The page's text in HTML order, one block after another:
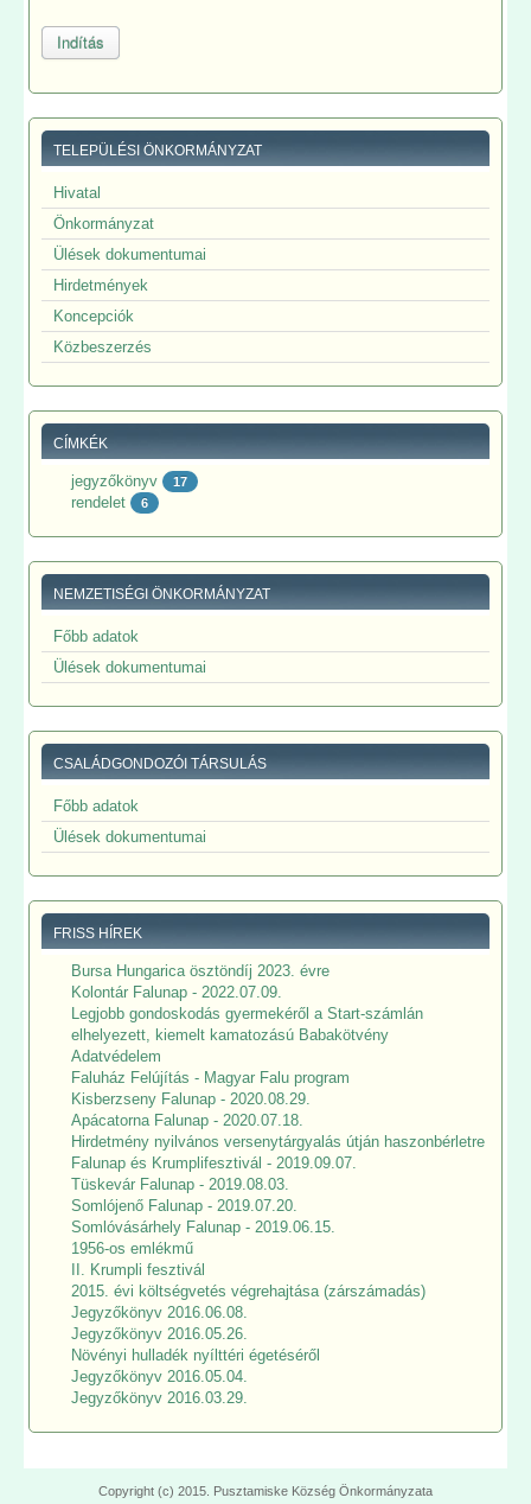
Indítás
TELEPÜLÉSI ÖNKORMÁNYZAT
Hivatal
Önkormányzat
Ülések dokumentumai
Hirdetmények
Koncepciók
Közbeszerzés
CÍMKÉK
jegyzőkönyv 17
rendelet 6
NEMZETISÉGI ÖNKORMÁNYZAT
Főbb adatok
Ülések dokumentumai
CSALÁDGONDOZÓI TÁRSULÁS
Főbb adatok
Ülések dokumentumai
FRISS HÍREK
Bursa Hungarica ösztöndíj 2023. évre
Kolontár Falunap - 2022.07.09.
Legjobb gondoskodás gyermekéről a Start-számlán
elhelyezett, kiemelt kamatozású Babakötvény
Adatvédelem
Faluház Felújítás - Magyar Falu program
Kisberzseny Falunap - 2020.08.29.
Apácatorna Falunap - 2020.07.18.
Hirdetmény nyilvános versenytárgyalás útján haszonbérletre
Falunap és Krumplifesztivál - 2019.09.07.
Tüskevár Falunap - 2019.08.03.
Somlójenő Falunap - 2019.07.20.
Somlóvásárhely Falunap - 2019.06.15.
1956-os emlékmű
II. Krumpli fesztivál
2015. évi költségvetés végrehajtása (zárszámadás)
Jegyzőkönyv 2016.06.08.
Jegyzőkönyv 2016.05.26.
Növényi hulladék nyílttéri égetéséről
Jegyzőkönyv 2016.05.04.
Jegyzőkönyv 2016.03.29.
Copyright (c) 2015. Pusztamiske Község Önkormányzata